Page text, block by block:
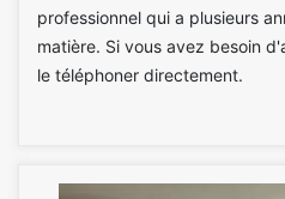
professionnel qui a plusieurs
matière. Si vous avez besoin
le téléphoner directement.